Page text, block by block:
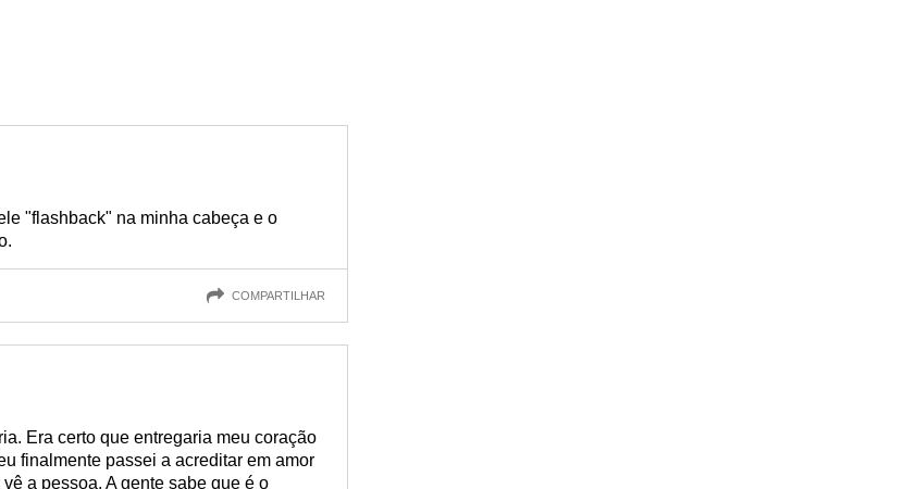
"flashback" na minha cabeça e o
COMPARTILHAR
Era certo que entregaria meu coração
finalmente passei a acreditar em amor
a pessoa. A gente sabe que é o